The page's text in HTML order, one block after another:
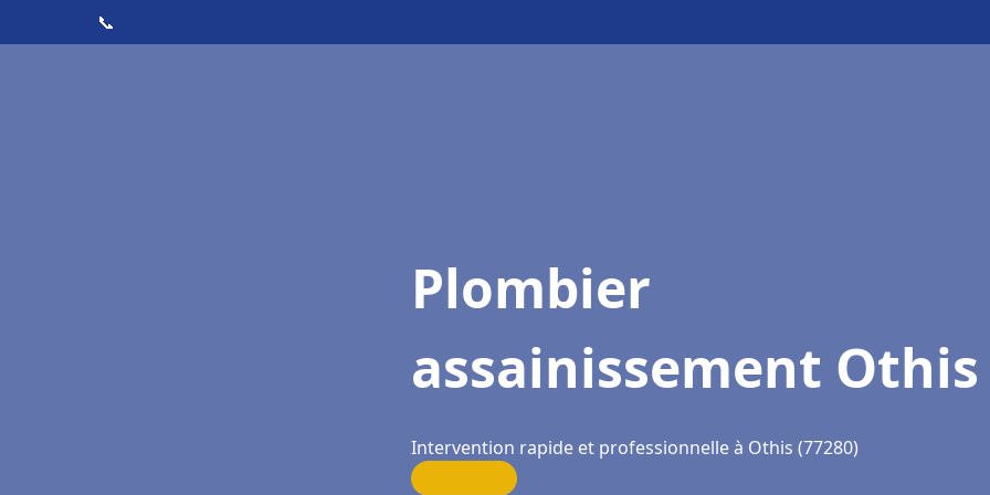
📞
Plombier
assainissement Othis
Intervention rapide et professionnelle à Othis (77280)